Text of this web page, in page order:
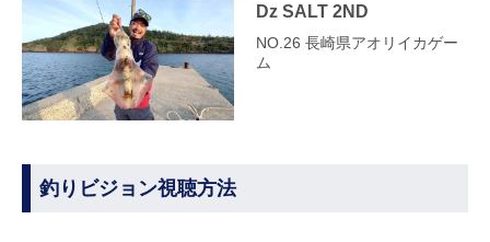
Dz SALT 2ND
NO.26 長崎県アオリイカゲー
ム
釣りビジョン視聴方法